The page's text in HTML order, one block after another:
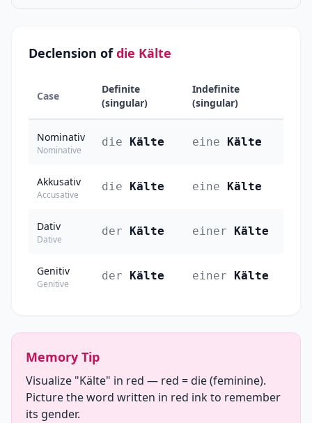
Declension ofdie Kälte
Case
Definite
(singular)
Indefinite
(singular)
Nominativ
Nominative
die Kälte eine Kälte
Akkusativ
Accusative
die Kälte eine Kälte
Dativ
Dative
der Kälte einer Kälte
Genitiv
Genitive
der Kälte einer Kälte
Memory Tip
Visualize "Kälte" in red — red = die (feminine).
Picture the word written in red ink to remember
its gender.